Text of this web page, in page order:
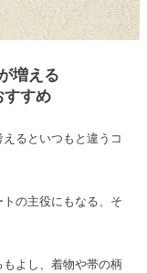
増える
すすめ
るといつもと違うコ
の主役にもなる、そ
よし、着物や帯の柄